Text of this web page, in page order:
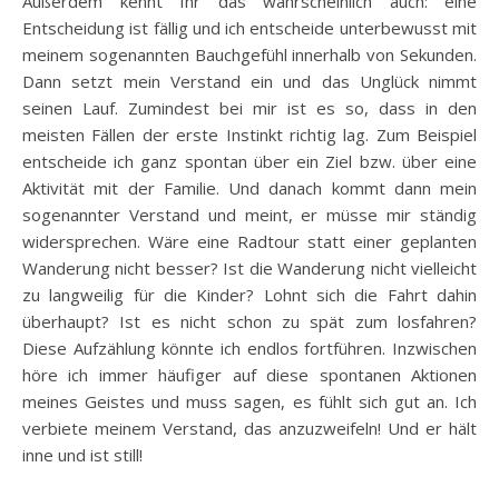
Entscheidung ist fällig und ich entscheide unterbewusst mit
meinem sogenannten Bauchgefühl innerhalb von Sekunden.
Dann setzt mein Verstand ein und das Unglück nimmt
seinen Lauf. Zumindest bei mir ist es so, dass in den
meisten Fällen der erste Instinkt richtig lag. Zum Beispiel
entscheide ich ganz spontan über ein Ziel bzw. über eine
Aktivität mit der Familie. Und danach kommt dann mein
sogenannter Verstand und meint, er müsse mir ständig
widersprechen. Wäre eine Radtour statt einer geplanten
Wanderung nicht besser? Ist die Wanderung nicht vielleicht
zu langweilig für die Kinder? Lohnt sich die Fahrt dahin
überhaupt? Ist es nicht schon zu spät zum losfahren?
Diese Aufzählung könnte ich endlos fortführen. Inzwischen
höre ich immer häufiger auf diese spontanen Aktionen
meines Geistes und muss sagen, es fühlt sich gut an. Ich
verbiete meinem Verstand, das anzuzweifeln! Und er hält
inne und ist still!